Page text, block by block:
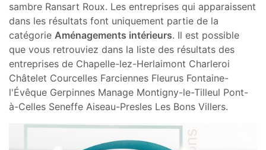
sambre Ransart Roux. Les entreprises qui apparaissent
dans les résultats font uniquement partie de la
catégorie Aménagements intérieurs. Il est possible
que vous retrouviez dans la liste des résultats des
entreprises de Chapelle-lez-Herlaimont Charleroi
Châtelet Courcelles Farciennes Fleurus Fontaine-
l'Évêque Gerpinnes Manage Montigny-le-Tilleul Pont-
à-Celles Seneffe Aiseau-Presles Les Bons Villers.